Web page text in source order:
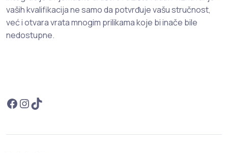
vaših kvalifikacija ne samo da potvrđuje vašu stručnost,
već i otvara vrata mnogim prilikama koje bi inače bile
nedostupne.